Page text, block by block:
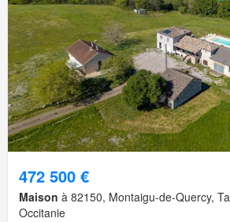
472 500 €
Maison à 82150, Montaigu-de-Quercy,
Occitanie